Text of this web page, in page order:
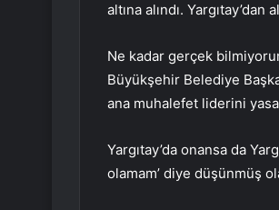
altına alındı.
Ne kadar gerçek
Büyükşehir Belediye
ana muhalefet liderini
Yargıtay’da onansa da
olamam’ diye düşünmüş